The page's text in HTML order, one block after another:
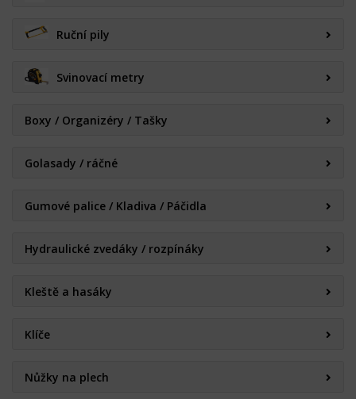
Ruční pily
Svinovací metry
Boxy / Organizéry / Tašky
Golasady / ráčné
Gumové palice / Kladiva / Páčidla
Hydraulické zvedáky / rozpínáky
Kleště a hasáky
Klíče
Nůžky na plech